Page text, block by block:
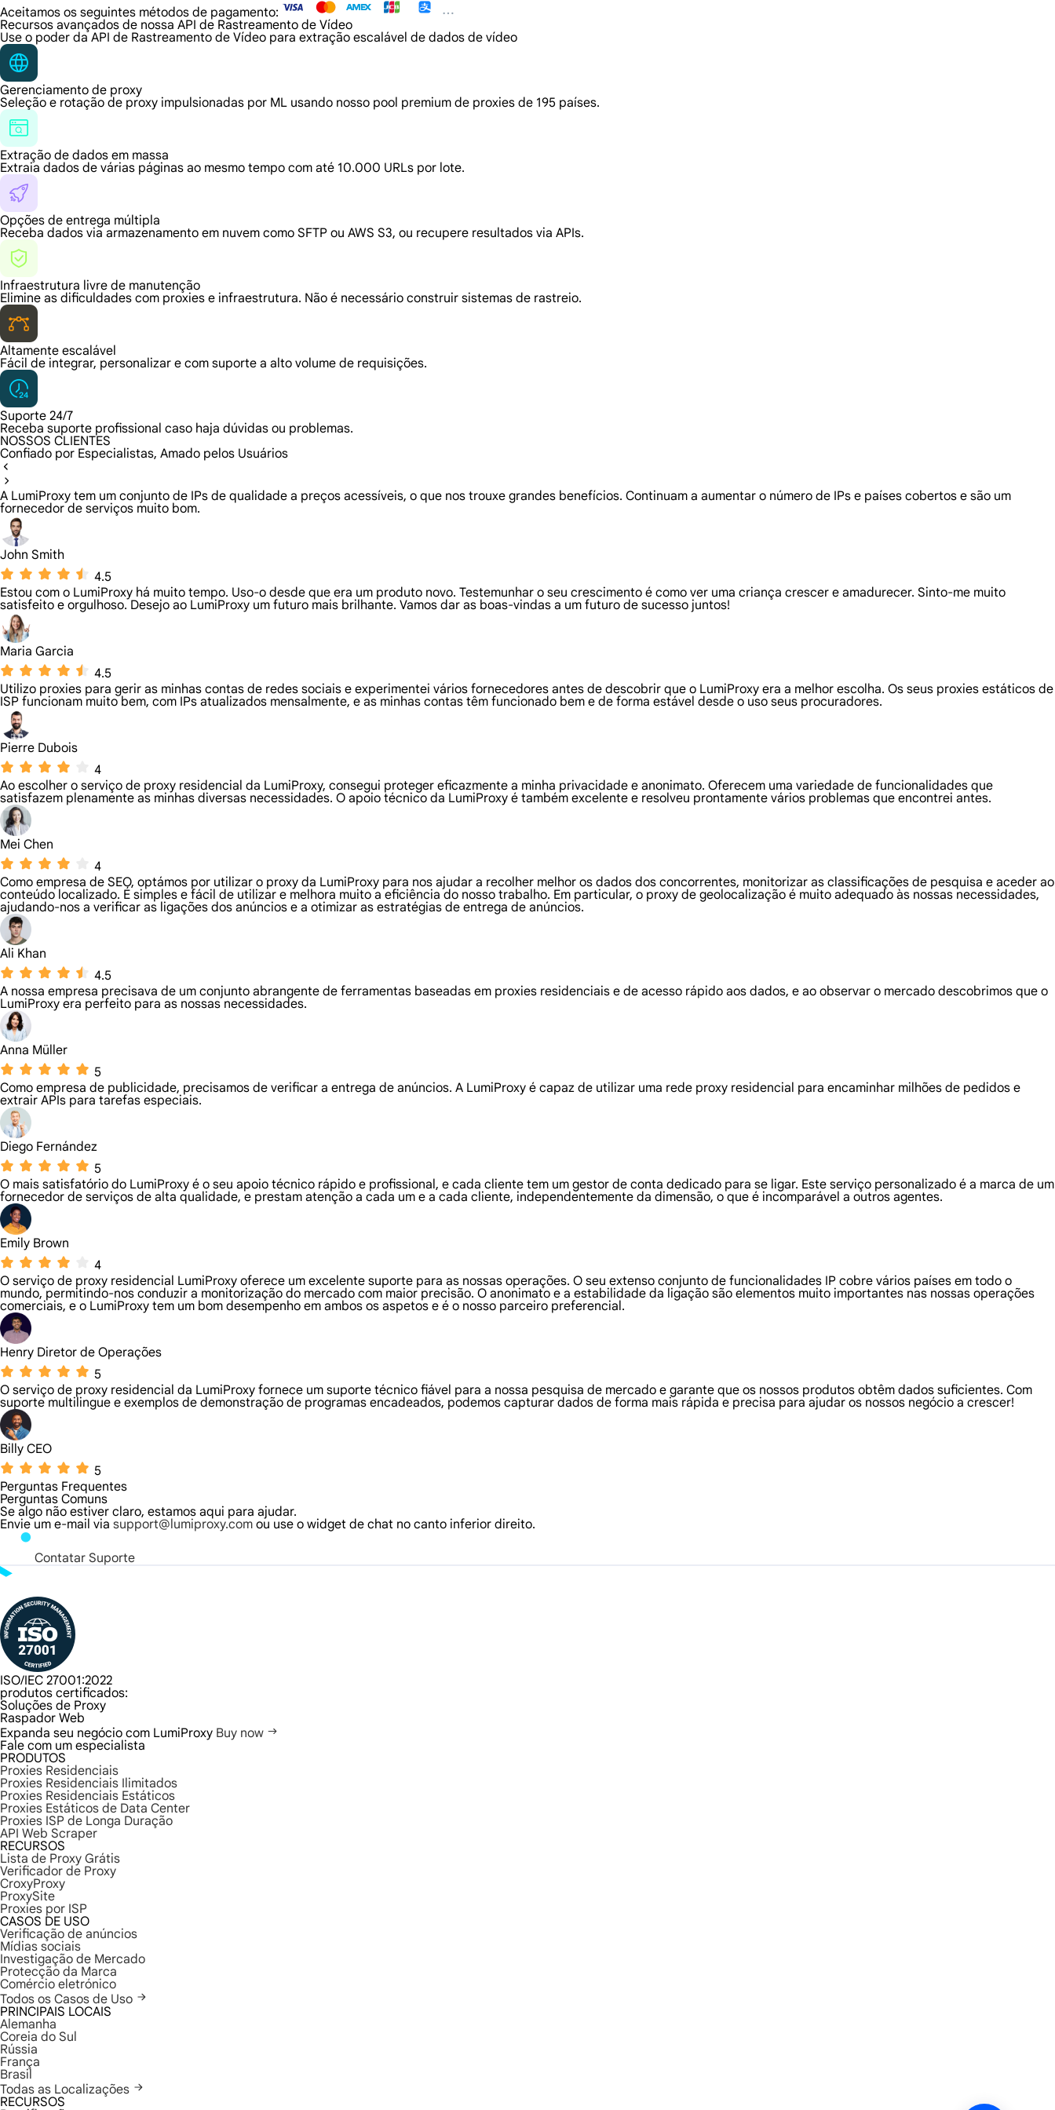
Aceitamos os seguintes métodos de pagamento:
Recursos avançados de nossa API de Rastreamento de Vídeo
Use o poder da API de Rastreamento de Vídeo para extração escalável de dados de vídeo
Gerenciamento de proxy
Seleção e rotação de proxy impulsionadas por ML usando nosso pool premium de proxies de 195 países.
Extração de dados em massa
Extraia dados de várias páginas ao mesmo tempo com até 10.000 URLs por lote.
Opções de entrega múltipla
Receba dados via armazenamento em nuvem como SFTP ou AWS S3, ou recupere resultados via APIs.
Infraestrutura livre de manutenção
Elimine as dificuldades com proxies e infraestrutura. Não é necessário construir sistemas de rastreio.
Altamente escalável
Fácil de integrar, personalizar e com suporte a alto volume de requisições.
Suporte 24/7
Receba suporte profissional caso haja dúvidas ou problemas.
NOSSOS CLIENTES
Confiado por Especialistas, Amado pelos Usuários
A LumiProxy tem um conjunto de IPs de qualidade a preços acessíveis, o que nos trouxe grandes benefícios. Continuam a aumentar o número de IPs e países cobertos e são um
fornecedor de serviços muito bom.
John Smith
4.5
Estou com o LumiProxy há muito tempo. Uso-o desde que era um produto novo. Testemunhar o seu crescimento é como ver uma criança crescer e amadurecer. Sinto-me muito
satisfeito e orgulhoso. Desejo ao LumiProxy um futuro mais brilhante. Vamos dar as boas-vindas a um futuro de sucesso juntos!
Maria Garcia
4.5
Utilizo proxies para gerir as minhas contas de redes sociais e experimentei vários fornecedores antes de descobrir que o LumiProxy era a melhor escolha. Os seus proxies estáticos de
ISP funcionam muito bem, com IPs atualizados mensalmente, e as minhas contas têm funcionado bem e de forma estável desde o uso seus procuradores.
Pierre Dubois
4
Ao escolher o serviço de proxy residencial da LumiProxy, consegui proteger eficazmente a minha privacidade e anonimato. Oferecem uma variedade de funcionalidades que
satisfazem plenamente as minhas diversas necessidades. O apoio técnico da LumiProxy é também excelente e resolveu prontamente vários problemas que encontrei antes.
Mei Chen
4
Como empresa de SEO, optámos por utilizar o proxy da LumiProxy para nos ajudar a recolher melhor os dados dos concorrentes, monitorizar as classificações de pesquisa e aceder ao
conteúdo localizado. É simples e fácil de utilizar e melhora muito a eficiência do nosso trabalho. Em particular, o proxy de geolocalização é muito adequado às nossas necessidades,
ajudando-nos a verificar as ligações dos anúncios e a otimizar as estratégias de entrega de anúncios.
Ali Khan
4.5
A nossa empresa precisava de um conjunto abrangente de ferramentas baseadas em proxies residenciais e de acesso rápido aos dados, e ao observar o mercado descobrimos que o
LumiProxy era perfeito para as nossas necessidades.
Anna Müller
5
Como empresa de publicidade, precisamos de verificar a entrega de anúncios. A LumiProxy é capaz de utilizar uma rede proxy residencial para encaminhar milhões de pedidos e
extrair APIs para tarefas especiais.
Diego Fernández
5
O mais satisfatório do LumiProxy é o seu apoio técnico rápido e profissional, e cada cliente tem um gestor de conta dedicado para se ligar. Este serviço personalizado é a marca de um
fornecedor de serviços de alta qualidade, e prestam atenção a cada um e a cada cliente, independentemente da dimensão, o que é incomparável a outros agentes.
Emily Brown
4
O serviço de proxy residencial LumiProxy oferece um excelente suporte para as nossas operações. O seu extenso conjunto de funcionalidades IP cobre vários países em todo o
mundo, permitindo-nos conduzir a monitorização do mercado com maior precisão. O anonimato e a estabilidade da ligação são elementos muito importantes nas nossas operações
comerciais, e o LumiProxy tem um bom desempenho em ambos os aspetos e é o nosso parceiro preferencial.
Henry Diretor de Operações
5
O serviço de proxy residencial da LumiProxy fornece um suporte técnico fiável para a nossa pesquisa de mercado e garante que os nossos produtos obtêm dados suficientes. Com
suporte multilingue e exemplos de demonstração de programas encadeados, podemos capturar dados de forma mais rápida e precisa para ajudar os nossos negócio a crescer!
Billy CEO
5
Perguntas Frequentes
Perguntas Comuns
Se algo não estiver claro, estamos aqui para ajudar.
Envie um e-mail via support@lumiproxy.com ou use o widget de chat no canto inferior direito.
Contatar Suporte
ISO/IEC 27001:2022
produtos certificados:
Soluções de Proxy
Raspador Web
Expanda seu negócio com LumiProxy Buy now
Fale com um especialista
PRODUTOS
Proxies Residenciais
Proxies Residenciais Ilimitados
Proxies Residenciais Estáticos
Proxies Estáticos de Data Center
Proxies ISP de Longa Duração
API Web Scraper
RECURSOS
Lista de Proxy Grátis
Verificador de Proxy
CroxyProxy
ProxySite
Proxies por ISP
CASOS DE USO
Verificação de anúncios
Mídias sociais
Investigação de Mercado
Protecção da Marca
Comércio eletrónico
Todos os Casos de Uso
PRINCIPAIS LOCAIS
Alemanha
Coreia do Sul
Rússia
França
Brasil
Todas as Localizações
RECURSOS